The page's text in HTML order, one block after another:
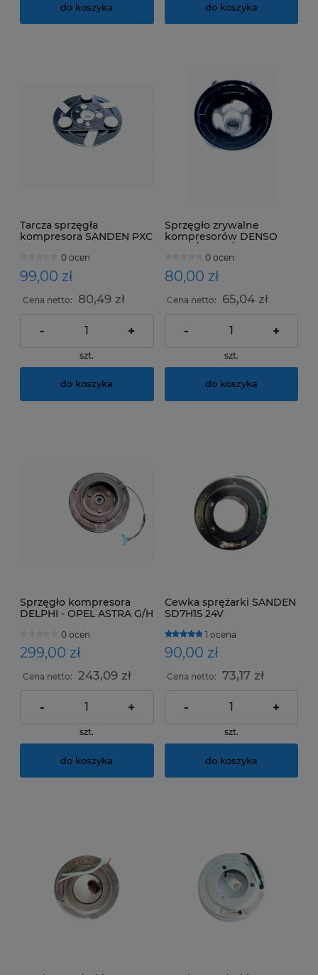
do koszyka do koszyka
Tarcza sprzęgła
kompresora SANDEN PXC
0 ocen
99,00 zł
Cena netto: 80,49 zł
- +
szt.
do koszyka
Sprzęgło zrywalne
kompresorów DENSO
0 ocen
80,00 zł
Cena netto: 65,04 zł
- +
szt.
do koszyka
Sprzęgło kompresora
DELPHI - OPEL ASTRA G/H
0 ocen
299,00 zł
Cena netto: 243,09 zł
- +
szt.
do koszyka
Cewka sprężarki SANDEN
SD7H15 24V
1 ocena
90,00 zł
Cena netto: 73,17 zł
- +
szt.
do koszyka